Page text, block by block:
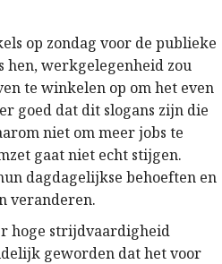
op zondag voor de publieke
hen, werkgelegenheid zou
te winkelen op om het even
goed dat dit slogans zijn die
niet om meer jobs te
gaat niet echt stijgen.
dagdagelijkse behoeften en
veranderen.
hoge strijdvaardigheid
geworden dat het voor